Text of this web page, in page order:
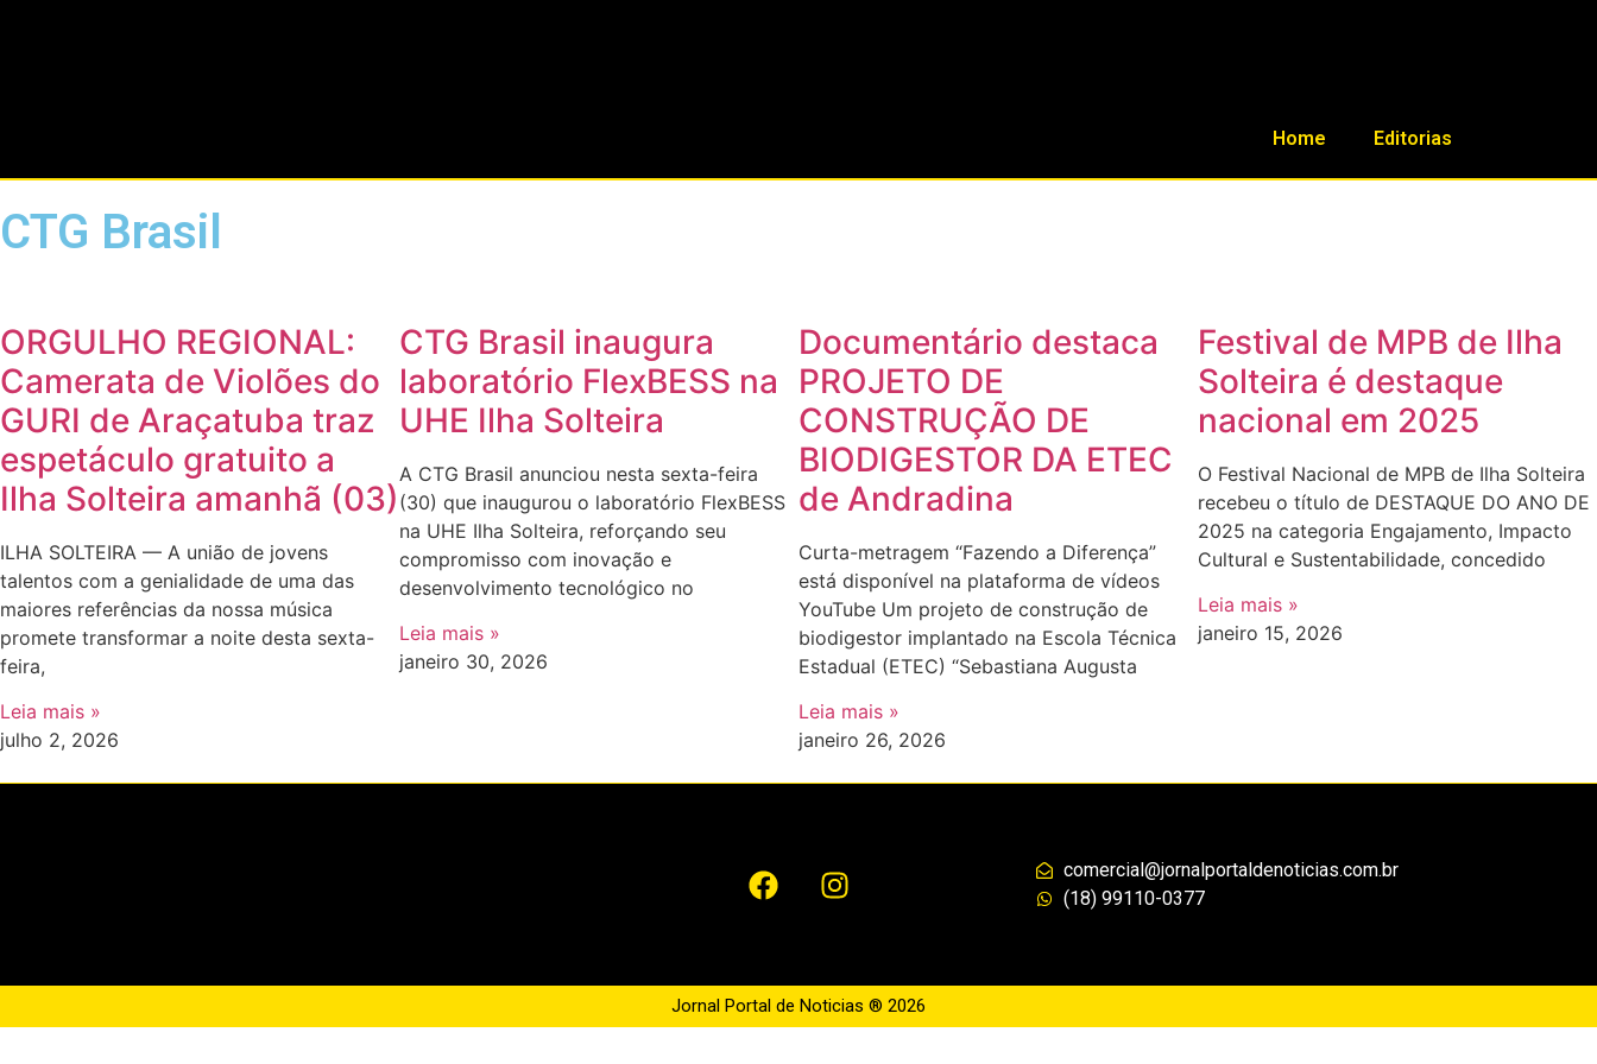
Home Editorias
CTG Brasil
ORGULHO REGIONAL:
Camerata de Violões do
GURI de Araçatuba traz
espetáculo gratuito a
Ilha Solteira amanhã (03)
ILHA SOLTEIRA — A união de jovens
talentos com a genialidade de uma das
maiores referências da nossa música
promete transformar a noite desta sexta-
feira,
Leia mais »
julho 2, 2026
CTG Brasil inaugura
laboratório FlexBESS na
UHE Ilha Solteira
A CTG Brasil anunciou nesta sexta-feira
(30) que inaugurou o laboratório FlexBESS
na UHE Ilha Solteira, reforçando seu
compromisso com inovação e
desenvolvimento tecnológico no
Leia mais »
janeiro 30, 2026
Documentário destaca
PROJETO DE
CONSTRUÇÃO DE
BIODIGESTOR DA ETEC
de Andradina
Curta-metragem “Fazendo a Diferença”
está disponível na plataforma de vídeos
YouTube Um projeto de construção de
biodigestor implantado na Escola Técnica
Estadual (ETEC) “Sebastiana Augusta
Leia mais »
janeiro 26, 2026
Festival de MPB de Ilha
Solteira é destaque
nacional em 2025
O Festival Nacional de MPB de Ilha Solteira
recebeu o título de DESTAQUE DO ANO DE
2025 na categoria Engajamento, Impacto
Cultural e Sustentabilidade, concedido
Leia mais »
janeiro 15, 2026
comercial@jornalportaldenoticias.com.br
(18) 99110-0377
Jornal Portal de Noticias ® 2026